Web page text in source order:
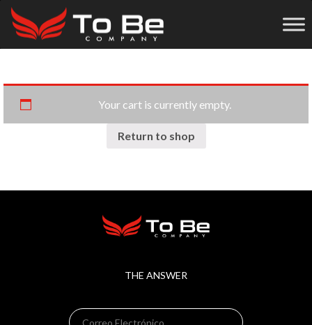
Your cart is currently empty.
Return to shop
THE ANSWER